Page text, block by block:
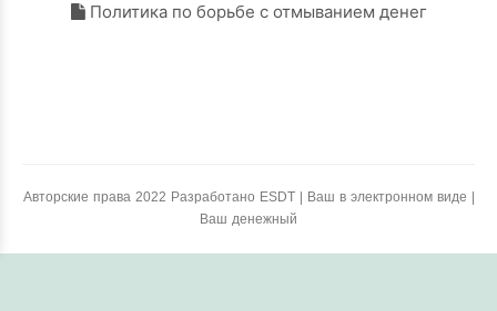
Политика по борьбе с отмыванием денег
Авторские права 2022 Разработано ESDT | Ваш в электронном виде |
Ваш денежный